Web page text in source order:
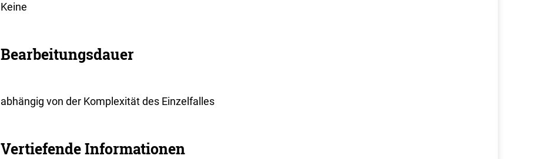
Keine
Bearbeitungsdauer
abhängig von der Komplexität des Einzelfalles
Vertiefende Informationen